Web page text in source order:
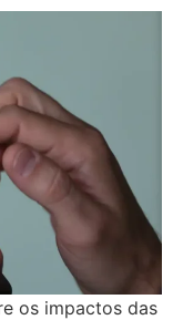
os impactos das